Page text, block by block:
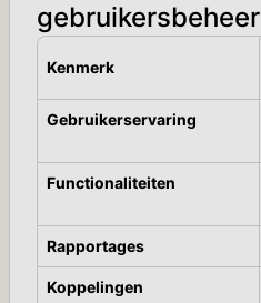
gebruikersbeheer
Kenmerk
Gebruikerservaring
Functionaliteiten
Rapportages
Koppelingen